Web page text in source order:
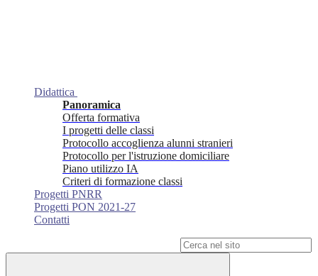
Didattica
Panoramica
Offerta formativa
I progetti delle classi
Protocollo accoglienza alunni stranieri
Protocollo per l'istruzione domiciliare
Piano utilizzo IA
Criteri di formazione classi
Progetti PNRR
Progetti PON 2021-27
Contatti